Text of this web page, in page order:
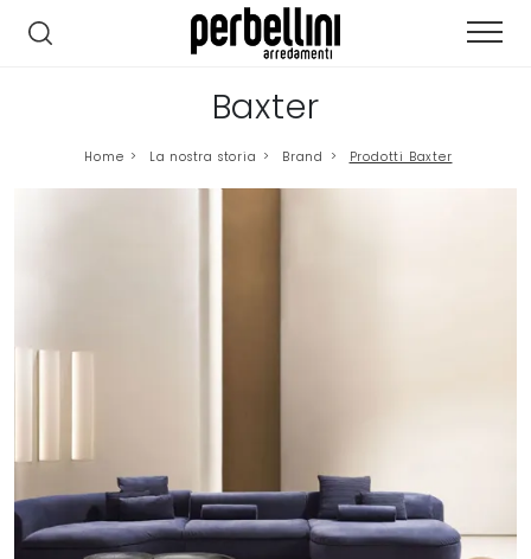
Baxter
Home > La nostra storia > Brand > Prodotti Baxter